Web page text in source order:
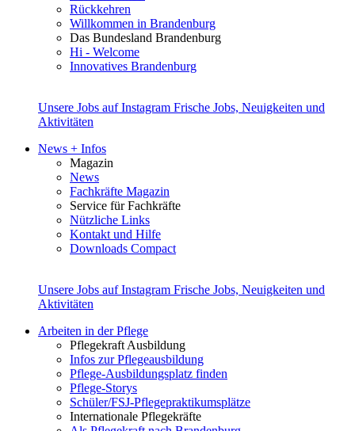
Rückkehren
Willkommen in Brandenburg
Das Bundesland Brandenburg
Hi - Welcome
Innovatives Brandenburg
Unsere Jobs auf Instagram Frische Jobs, Neuigkeiten und
Aktivitäten
News + Infos
Magazin
News
Fachkräfte Magazin
Service für Fachkräfte
Nützliche Links
Kontakt und Hilfe
Downloads Compact
Unsere Jobs auf Instagram Frische Jobs, Neuigkeiten und
Aktivitäten
Arbeiten in der Pflege
Pflegekraft Ausbildung
Infos zur Pflegeausbildung
Pflege-Ausbildungsplatz finden
Pflege-Storys
Schüler/FSJ-Pflegepraktikumsplätze
Internationale Pflegekräfte